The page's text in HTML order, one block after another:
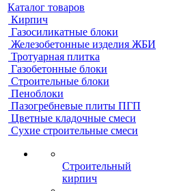
Каталог товаров
Кирпич
Газосиликатные блоки
Железобетонные изделия ЖБИ
Тротуарная плитка
Газобетонные блоки
Строительные блоки
Пеноблоки
Пазогребневые плиты ПГП
Цветные кладочные смеси
Сухие строительные смеси
Строительный
кирпич